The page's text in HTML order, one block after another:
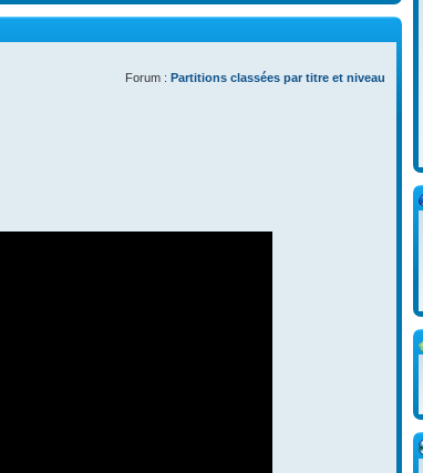
Forum : Partitions classées par titre et niveau